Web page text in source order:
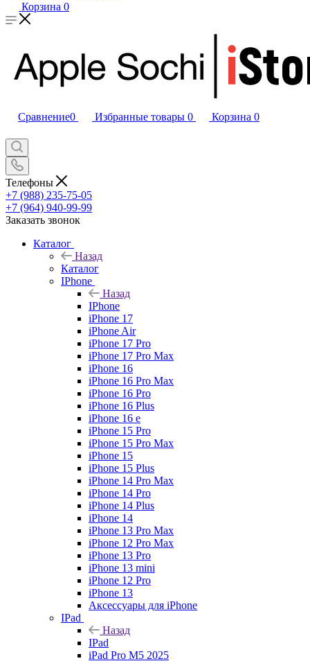
Корзина 0
Сравнение0 Избранные товары 0 Корзина 0
Телефоны
+7 (988) 235-75-05
+7 (964) 940-99-99
Заказать звонок
Каталог
Назад
Каталог
IPhone
Назад
IPhone
iPhone 17
iPhone Air
iPhone 17 Pro
iPhone 17 Pro Max
iPhone 16
iPhone 16 Pro Max
iPhone 16 Pro
iPhone 16 Plus
iPhone 16 e
iPhone 15 Pro
iPhone 15 Pro Max
iPhone 15
iPhone 15 Plus
iPhone 14 Pro Max
iPhone 14 Pro
iPhone 14 Plus
iPhone 14
iPhone 13 Pro Max
iPhone 12 Pro Max
iPhone 13 Pro
iPhone 13 mini
iPhone 12 Pro
iPhone 13
Аксессуары для iPhone
IPad
Назад
IPad
iPad Pro M5 2025